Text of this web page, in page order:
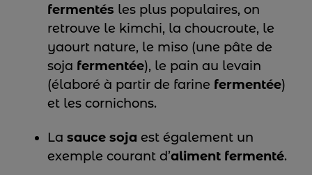
fermentés les plus populaires, on
retrouve le kimchi, la choucroute, le
yaourt nature, le miso (une pâte de
soja fermentée), le pain au levain
(élaboré à partir de farine fermentée)
et les cornichons.
La sauce soja est également un
exemple courant d’aliment fermenté.